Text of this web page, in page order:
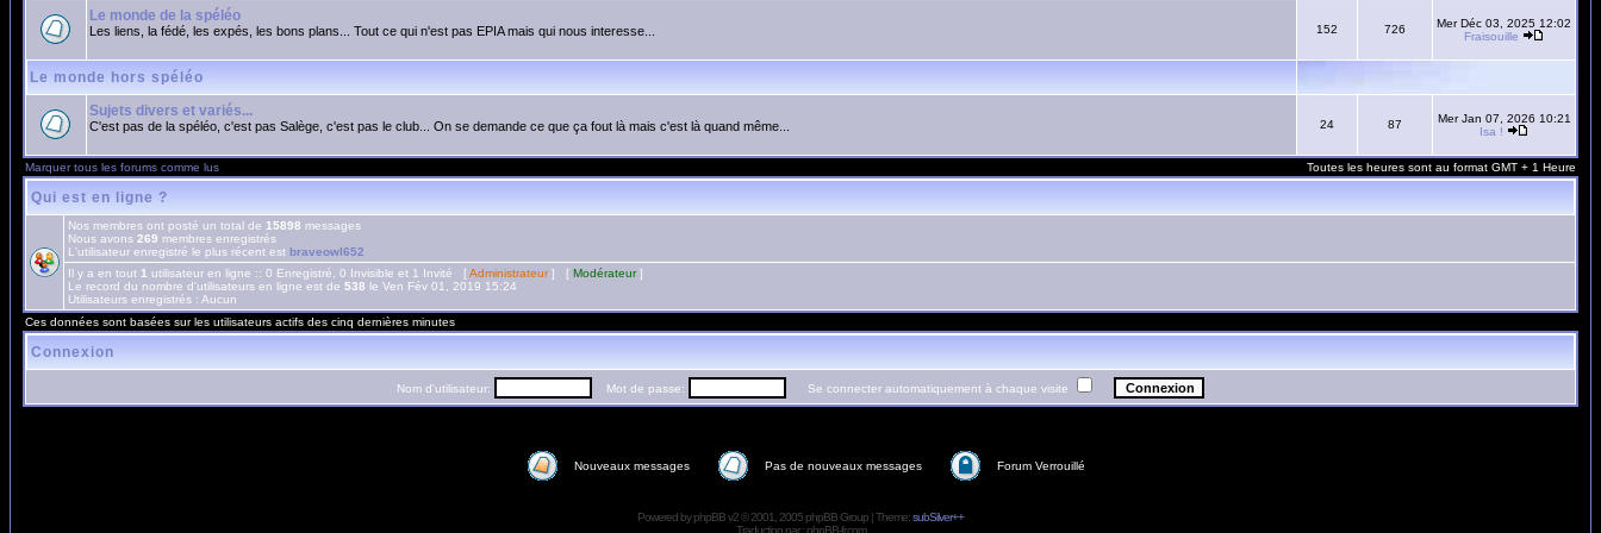
Le monde de la spéléo
Les liens, la fédé, les expés, les bons plans... Tout ce qui n'est pas EPIA mais qui nous interesse... 152 726
Mer Déc 03, 2025 12:02
Fraisouille
Le monde hors spéléo
Sujets divers et variés...
C'est pas de la spéléo, c'est pas Salège, c'est pas le club... On se demande ce que ça fout là mais c'est là quand même... 24 87
Mer Jan 07, 2026 10:21
Isa !
Marquer tous les forums comme lus Toutes les heures sont au format GMT + 1 Heure
Qui est en ligne ?
Nos membres ont posté un total de 15898 messages
Nous avons 269 membres enregistrés
L'utilisateur enregistré le plus récent est braveowl652
Il y a en tout 1 utilisateur en ligne :: 0 Enregistré, 0 Invisible et 1 Invité [Administrateur] [ Modérateur]
Le record du nombre d'utilisateurs en ligne est de 538 le Ven Fév 01, 2019 15:24
Utilisateurs enregistrés : Aucun
Ces données sont basées sur les utilisateurs actifs des cinq dernières minutes
Connexion
Nom d'utilisateur: Mot de passe: Se connecter automatiquement à chaque visite
Nouveaux messages Pas de nouveaux messages Forum Verrouillé
Powered byphpBBv2 © 2001, 2005 phpBB Group ¦ Theme:subSilver++
Traduction par : phpBB-fr.com